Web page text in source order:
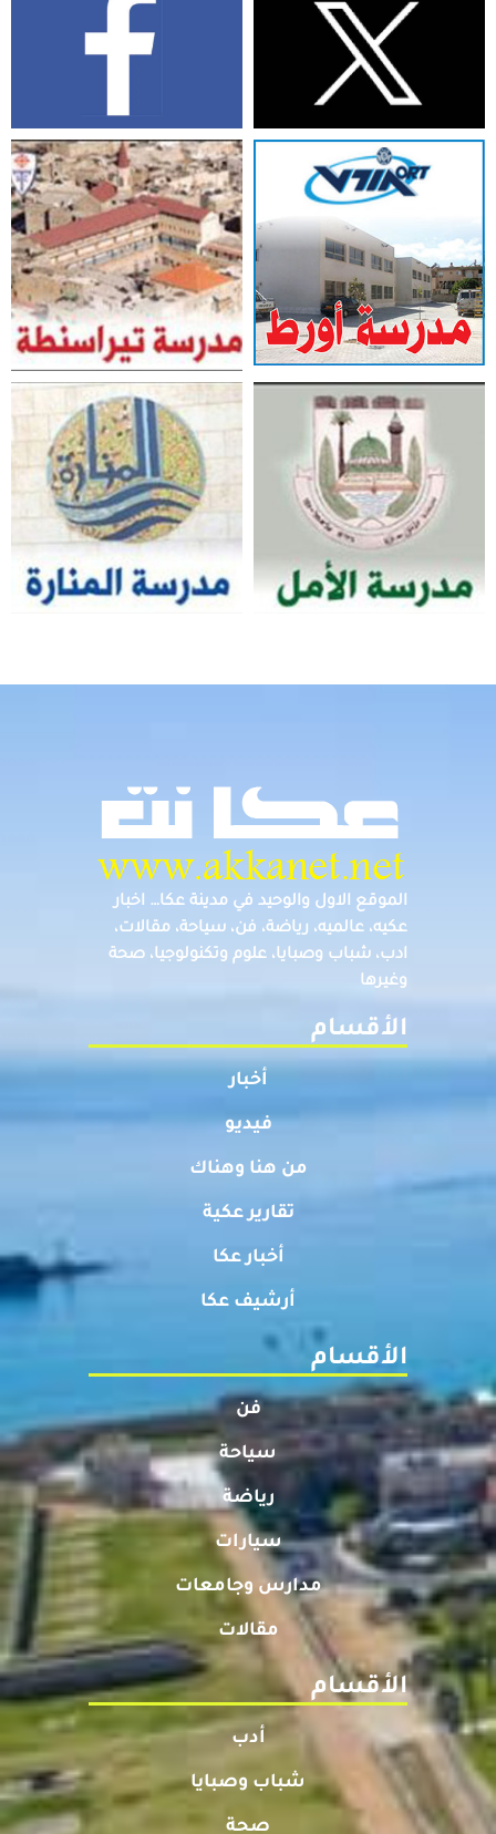
الموقع الاول والوحيد في مدينة عكا… اخبار
عكيه، عالميه، رياضة، فن، سياحة، مقالات،
ادب، شباب وصبايا، علوم وتكنولوجيا، صحة
وغيرها
الأقسام
أخبار
فيديو
من هنا وهناك
تقارير عكية
أخبار عكا
أرشيف عكا
الأقسام
فن
سياحة
رياضة
سيارات
مدارس وجامعات
مقالات
الأقسام
أدب
شباب وصبايا
صحة